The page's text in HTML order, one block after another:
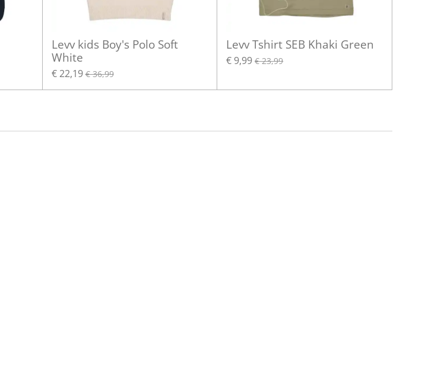
Levv kids Boy's Polo Soft
White
€ 22,19 € 36,99
Levv Tshirt SEB Khaki Green
€ 9,99 € 23,99